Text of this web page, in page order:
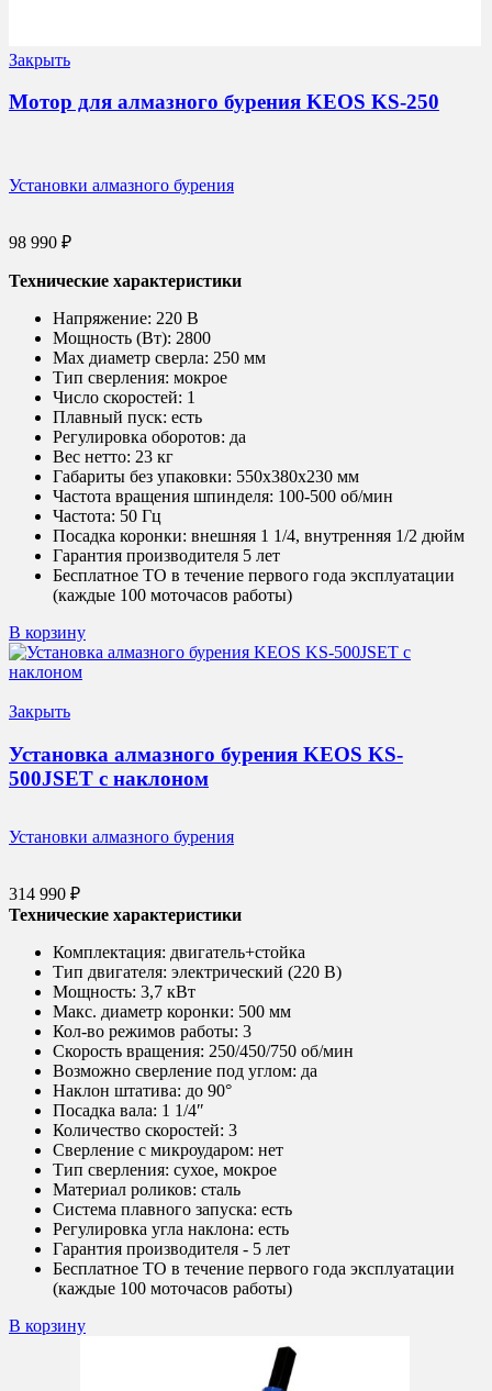
Закрыть
Мотор для алмазного бурения KEOS KS-250
Установки алмазного бурения
98 990 ₽
Технические характеристики
Напряжение: 220 В
Мощность (Вт): 2800
Max диаметр сверла: 250 мм
Тип сверления: мокрое
Число скоростей: 1
Плавный пуск: есть
Регулировка оборотов: да
Вес нетто: 23 кг
Габариты без упаковки: 550х380х230 мм
Частота вращения шпинделя: 100-500 об/мин
Частота: 50 Гц
Посадка коронки: внешняя 1 1/4, внутренняя 1/2 дюйм
Гарантия производителя 5 лет
Бесплатное ТО в течение первого года эксплуатации
(каждые 100 моточасов работы)
В корзину
Закрыть
Установка алмазного бурения KEOS KS-
500JSET с наклоном
Установки алмазного бурения
314 990 ₽
Технические характеристики
Комплектация: двигатель+стойка
Тип двигателя: электрический (220 В)
Мощность: 3,7 кВт
Макс. диаметр коронки: 500 мм
Кол-во режимов работы: 3
Скорость вращения: 250/450/750 об/мин
Возможно сверление под углом: да
Наклон штатива: до 90°
Посадка вала: 1 1/4″
Количество скоростей: 3
Сверление с микроударом: нет
Тип сверления: сухое, мокрое
Материал роликов: сталь
Система плавного запуска: есть
Регулировка угла наклона: есть
Гарантия производителя - 5 лет
Бесплатное ТО в течение первого года эксплуатации
(каждые 100 моточасов работы)
В корзину